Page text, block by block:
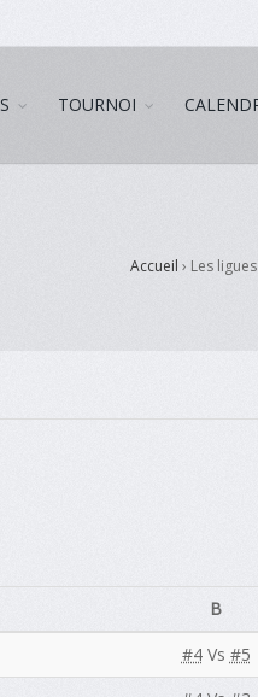
TOURNOI
Accueil › Les
B
#4Vs #5